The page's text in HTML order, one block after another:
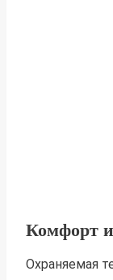
Комфорт и
Охраняемая